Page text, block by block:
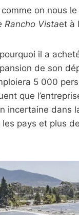
comme on nous
Rancho Vistaet à
il a
de son
5 000
que
incertaine dans
pays et plus